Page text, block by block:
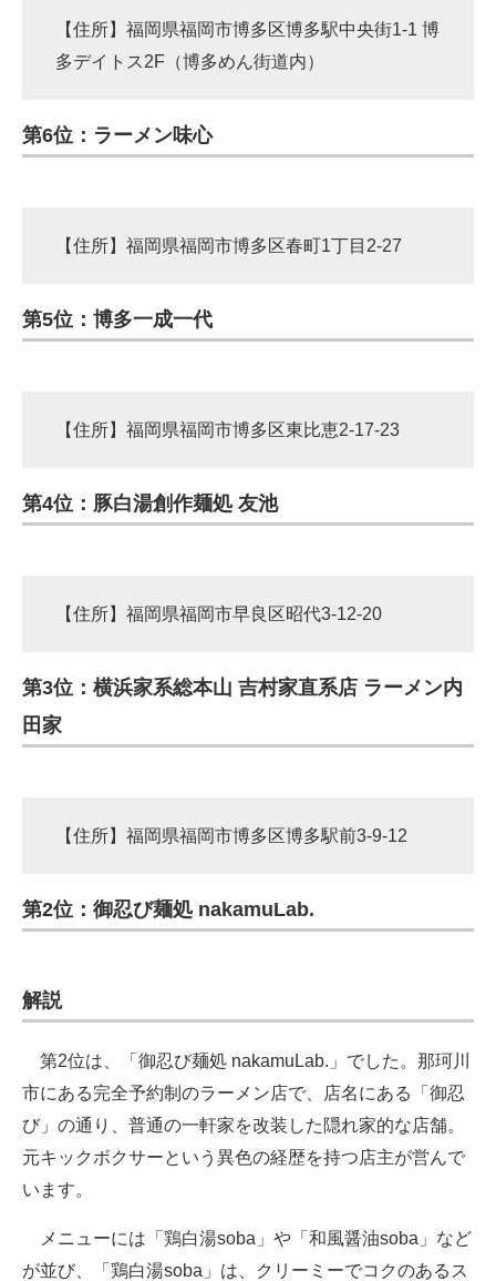
【住所】福岡県福岡市博多区博多駅中央街1-1 博
多デイトス2F（博多めん街道内）
第6位：ラーメン味心
【住所】福岡県福岡市博多区春町1丁目2-27
第5位：博多一成一代
【住所】福岡県福岡市博多区東比恵2-17-23
第4位：豚白湯創作麺処 友池
【住所】福岡県福岡市早良区昭代3-12-20
第3位：横浜家系総本山 吉村家直系店 ラーメン内
田家
【住所】福岡県福岡市博多区博多駅前3-9-12
第2位：御忍び麺処 nakamuLab.
解説
第2位は、「御忍び麺処 nakamuLab.」でした。那珂川
市にある完全予約制のラーメン店で、店名にある「御忍
び」の通り、普通の一軒家を改装した隠れ家的な店舗。
元キックボクサーという異色の経歴を持つ店主が営んで
います。
メニューには「鶏白湯soba」や「和風醤油soba」など
が並び、「鶏白湯soba」は、クリーミーでコクのあるス